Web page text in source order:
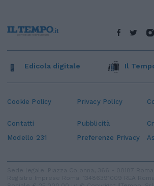
Cookie Policy Privacy Policy
Contatti Pubblicità
Modello 231
Preferenze Privacy
Edicola digitale Il